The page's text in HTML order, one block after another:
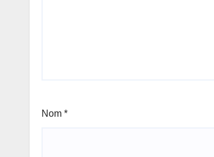
Nom *